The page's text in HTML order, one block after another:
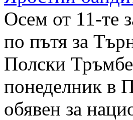
Осем от 11-те
по пътя за
Полски
понеделник в
обявен за